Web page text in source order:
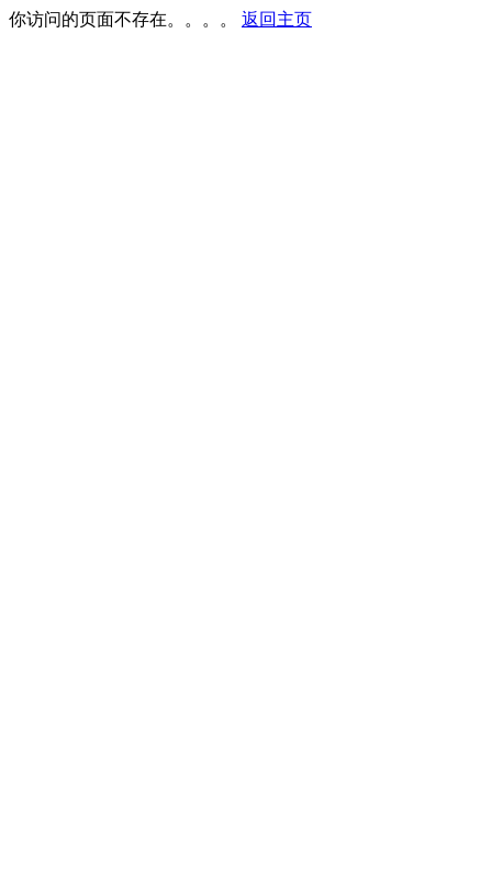
你访问的页面不存在。。。。 返回主页